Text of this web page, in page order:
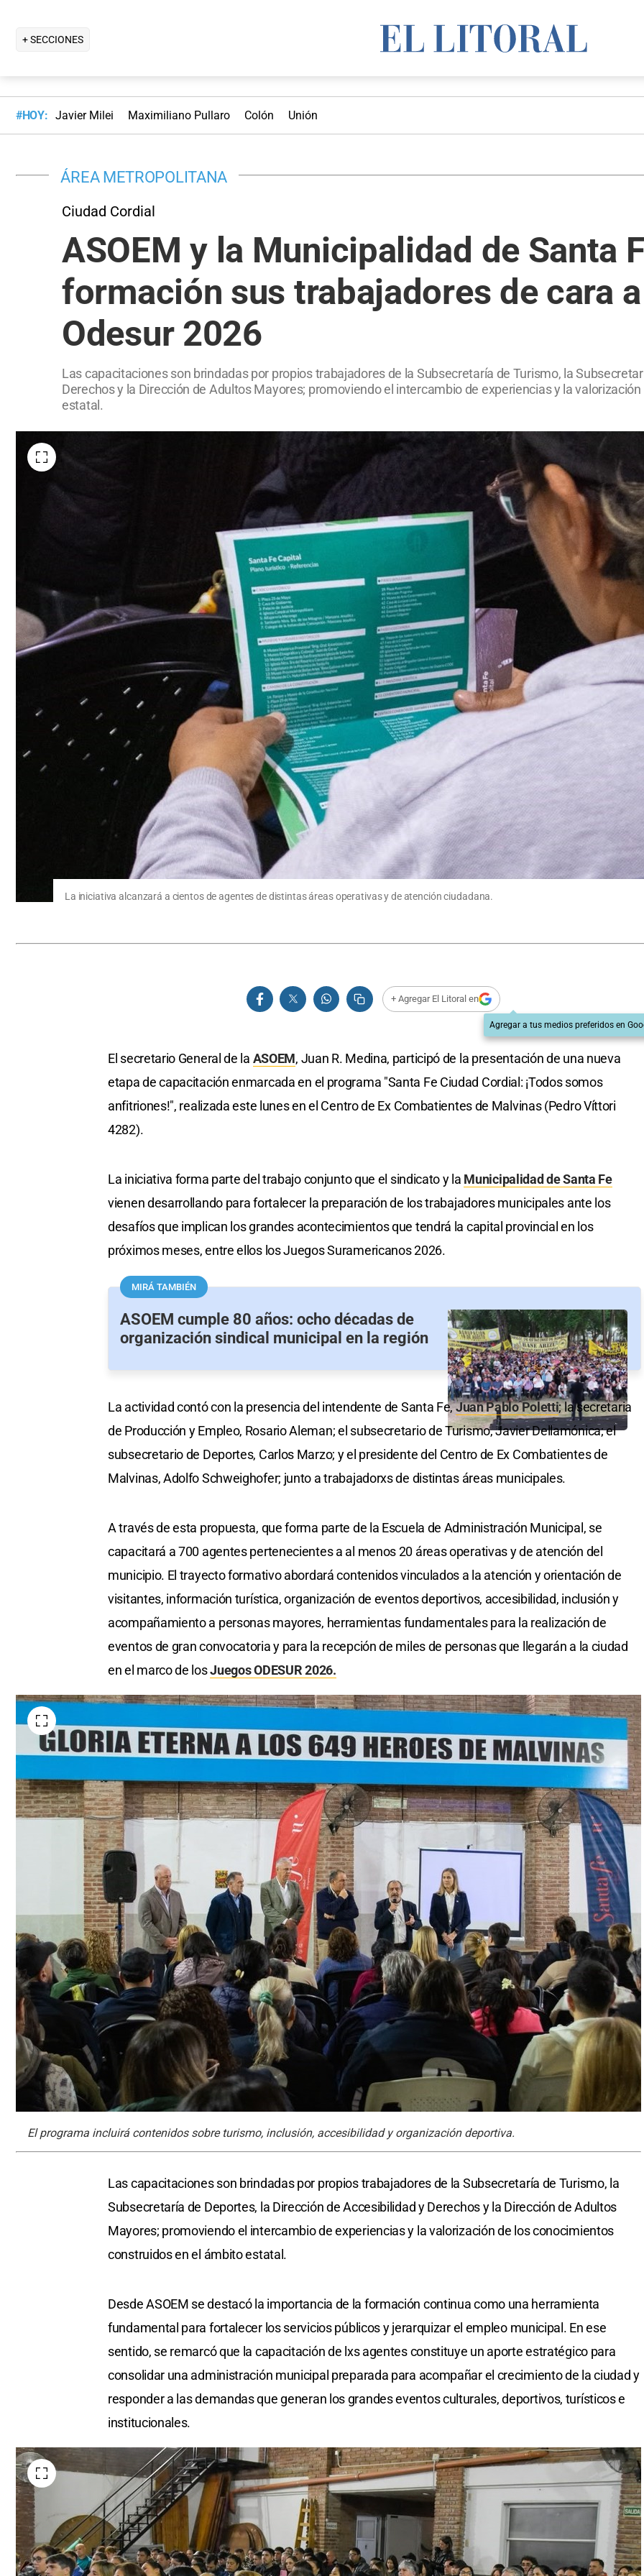
+ SECCIONES
#HOY: Javier Milei Maximiliano Pullaro Colón Unión
ÁREA METROPOLITANA
Ciudad Cordial
ASOEM y la Municipalidad de Santa
formación sus trabajadores de cara
Odesur 2026
Las capacitaciones son brindadas por propios trabajadores de la Subsecretaría de Turismo, la
Derechos y la Dirección de Adultos Mayores; promoviendo el intercambio de experiencias y la
estatal.
La iniciativa alcanzará a cientos de agentes de distintas áreas operativas y de atención ciudadana.
+ Agregar El Litoral en
Agregar a tus medios preferidos en
El secretario General de la ASOEM, Juan R. Medina, participó de la presentación de una nueva
etapa de capacitación enmarcada en el programa "Santa Fe Ciudad Cordial: ¡Todos somos
anfitriones!", realizada este lunes en el Centro de Ex Combatientes de Malvinas (Pedro Víttori
4282).
La iniciativa forma parte del trabajo conjunto que el sindicato y la Municipalidad de Santa Fe
vienen desarrollando para fortalecer la preparación de los trabajadores municipales ante los
desafíos que implican los grandes acontecimientos que tendrá la capital provincial en los
próximos meses, entre ellos los Juegos Suramericanos 2026.
MIRÁ TAMBIÉN
ASOEM cumple 80 años: ocho décadas de
organización sindical municipal en la región
La actividad contó con la presencia del intendente de Santa Fe,Juan Pablo Poletti; la secretaria
de Producción y Empleo, Rosario Aleman; el subsecretario de Turismo, Javier Dellamónica; el
subsecretario de Deportes, Carlos Marzo; y el presidente del Centro de Ex Combatientes de
Malvinas, Adolfo Schweighofer; junto a trabajadorxs de distintas áreas municipales.
A través de esta propuesta, que forma parte de la Escuela de Administración Municipal, se
capacitará a 700 agentes pertenecientes a al menos 20 áreas operativas y de atención del
municipio. El trayecto formativo abordará contenidos vinculados a la atención y orientación de
visitantes, información turística, organización de eventos deportivos, accesibilidad, inclusión y
acompañamiento a personas mayores, herramientas fundamentales para la realización de
eventos de gran convocatoria y para la recepción de miles de personas que llegarán a la ciudad
en el marco de losJuegos ODESUR 2026.
El programa incluirá contenidos sobre turismo, inclusión, accesibilidad y organización deportiva.
Las capacitaciones son brindadas por propios trabajadores de la Subsecretaría de Turismo, la
Subsecretaría de Deportes, la Dirección de Accesibilidad y Derechos y la Dirección de Adultos
Mayores; promoviendo el intercambio de experiencias y la valorización de los conocimientos
construidos en el ámbito estatal.
Desde ASOEM se destacó la importancia de la formación continua como una herramienta
fundamental para fortalecer los servicios públicos y jerarquizar el empleo municipal. En ese
sentido, se remarcó que la capacitación de lxs agentes constituye un aporte estratégico para
consolidar una administración municipal preparada para acompañar el crecimiento de la ciudad y
responder a las demandas que generan los grandes eventos culturales, deportivos, turísticos e
institucionales.